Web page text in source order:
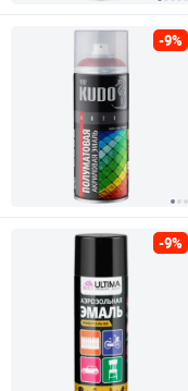
-9%
-9%